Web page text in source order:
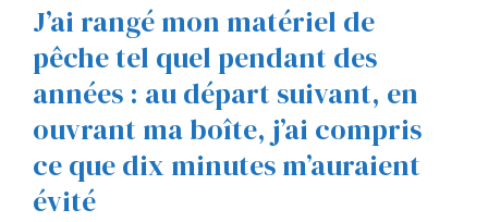
J’ai rangé mon matériel de
pêche tel quel pendant des
années : au départ suivant, en
ouvrant ma boîte, j’ai compris
ce que dix minutes m’auraient
évité